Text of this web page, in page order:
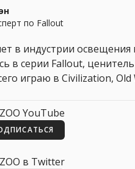
по Fallout
в индустрии
в серии Fallout,
играю в Civilization,
YouTube
в Twitter